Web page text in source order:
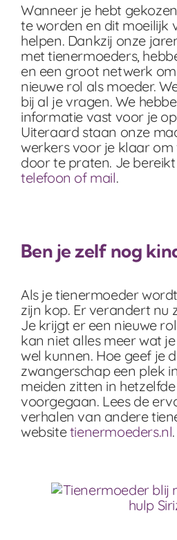
Wanneer je hebt
te worden en dit moeilijk
helpen. Dankzij onze
met tienermoeders,
en een groot netwerk
nieuwe rol als moeder.
bij al je vragen. We
informatie vast voor je
Uiteraard staan onze
werkers voor je klaar
door te praten. Je
telefoon of mail.
Ben je zelf nog
Als je tienermoeder
zijn kop. Er verandert nu
Je krijgt er een nieuwe
kan niet alles meer wat
wel kunnen. Hoe geef je
zwangerschap een plek
meiden zitten in
voorgegaan. Lees de
verhalen van andere
websitetienermoeders.nl.